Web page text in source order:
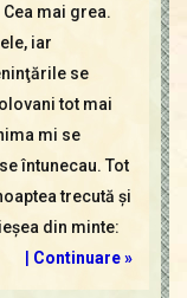
mai grea.
iar
se
tot mai
mi se
întunecau. Tot
trecută şi
din minte:
| Continuare »